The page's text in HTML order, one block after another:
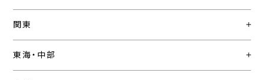
関東
東海・中部